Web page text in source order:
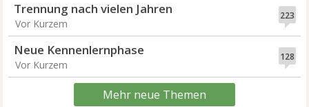
223
Trennung nach vielen Jahren
Vor Kurzem
128
Neue Kennenlernphase
Vor Kurzem
Mehr neue Themen